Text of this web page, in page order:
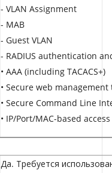
- VLAN Assignment
- MAB
- Guest VLAN
- RADIUS authentication
• AAA (including TACACS+)
• Secure web management
• Secure Command Line
• IP/Port/MAC-based
Да. Требуется